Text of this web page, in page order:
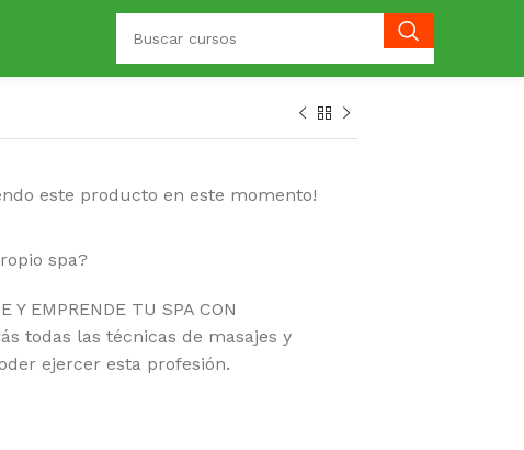
este producto en este momento!
spa?
Y EMPRENDE TU SPA CON
todas las técnicas de masajes y
ejercer esta profesión.